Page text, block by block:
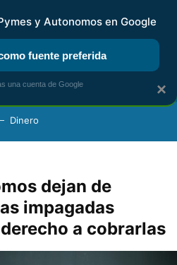
KIT DIGITAL RENTA
Dinero
dejan de
impagadas
a cobrarlas
×
y Autonomos en Google
fuente preferida
una cuenta de Google